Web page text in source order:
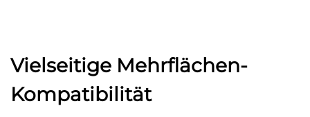
Vielseitige Mehrflächen-
Kompatibilität